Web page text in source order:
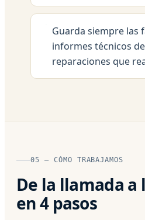
Guarda siempre las
informes técnicos
reparaciones que
05 — CÓMO TRABAJAMOS
De la llamada a
en 4 pasos